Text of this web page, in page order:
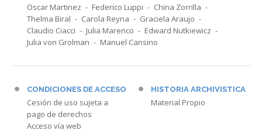
Oscar Martinez Federico Luppi
China Zorrilla
Thelma Biral
Carola Reyna
Graciela Araujo
Claudio Ciacci
Julia Marenco
Edward Nutkiewicz
Julia von Grolman
Manuel Cansino
CONDICIONES DE ACCESO
Cesión de uso sujeta a
pago de derechos
Acceso vía web
HISTORIA ARCHIVISTICA
Material Propio